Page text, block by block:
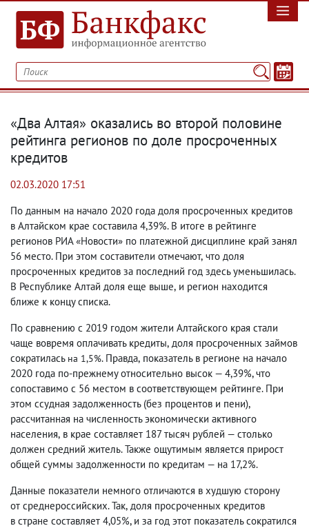
«Два Алтая» оказались во второй половине
рейтинга регионов по доле просроченных
кредитов
02.03.2020 17:51
По данным на начало 2020 года доля просроченных кредитов
в Алтайском крае составила 4,39%. В итоге в рейтинге
регионов РИА «Новости» по платежной дисциплине край занял
56 место. При этом составители отмечают, что доля
просроченных кредитов за последний год здесь уменьшилась.
В Республике Алтай доля еще выше, и регион находится
ближе к концу списка.
По сравнению с 2019 годом жители Алтайского края стали
чаще вовремя оплачивать кредиты, доля просроченных займов
сократилась на 1,5%. Правда, показатель в регионе на начало
2020 года по-прежнему относительно высок — 4,39%, что
сопоставимо с 56 местом в соответствующем рейтинге. При
этом ссудная задолженность (без процентов и пени),
рассчитанная на численность экономически активного
населения, в крае составляет 187 тысяч рублей — столько
должен средний житель. Также ощутимым является прирост
общей суммы задолженности по кредитам — на 17,2%.
Данные показатели немного отличаются в худшую сторону
от среднероссийских. Так, доля просроченных кредитов
в стране составляет 4,05%, и за год этот показатель сократился